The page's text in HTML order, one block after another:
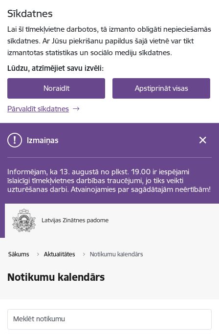
Sīkdatnes
Lai šī tīmekļvietne darbotos, tā izmanto obligāti nepieciešamās
sīkdatnes. Ar Jūsu piekrišanu papildus šajā vietnē var tikt
izmantotas statistikas un sociālo mediju sīkdatnes.
Lūdzu, atzīmējiet savu izvēli:
Noraidīt Apstiprināt visas
Pārvaldīt sīkdatnes
Izmaiņas
Informējam, ka 13. augustā no plkst. 19.00 ir iespējami
īslaicīgi tīmekļvietnes darbības traucējumi, jo tiks veikti
uzturēšanas darbi. Atvainojamies par sagādātajām neērtībām!
Sākums Aktualitātes Notikumu kalendārs
Notikumu kalendārs
Meklēt notikumu